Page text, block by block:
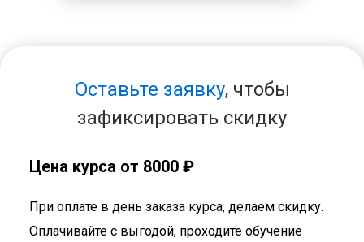
Оставьте заявку, чтобы
зафиксировать скидку
Цена курса от 8000 ₽
При оплате в день заказа курса, делаем скидку.
Оплачивайте с выгодой, проходите обучение